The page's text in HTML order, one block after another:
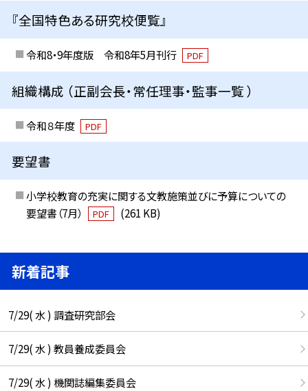
『全国特色ある研究校便覧』
令和8・9年度版 令和8年5月刊行 PDF
組織構成 （正副会長・常任理事・監事一覧 ）
令和８年度 PDF
要望書
小学校教育の充実に関する文教施策並びに予算についての
要望書（7月）
PDF (261 KB)
新着記事
7/29( 水 ) 調査研究部会
7/29( 水 ) 教員養成委員会
7/29( 水 ) 機関誌編集委員会